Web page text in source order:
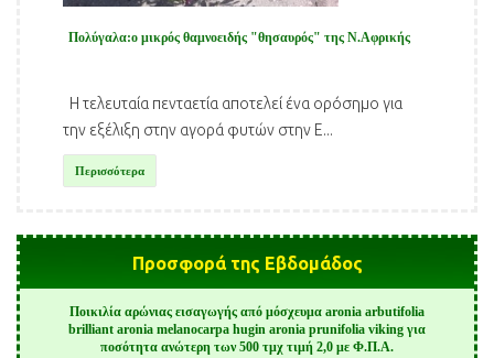
Πολύγαλα:ο μικρός θαμνοειδής "θησαυρός" της Ν.Αφρικής
Η τελευταία πενταετία αποτελεί ένα ορόσημο για
την εξέλιξη στην αγορά φυτών στην Ε...
Περισσότερα
Προσφορά της Εβδομάδος
Ποικιλία αρώνιας εισαγωγής από μόσχευμα aronia arbutifolia
brilliant aronia melanocarpa hugin aronia prunifolia viking για
ποσότητα ανώτερη των 500 τμχ τιμή 2,0 με Φ.Π.Α.